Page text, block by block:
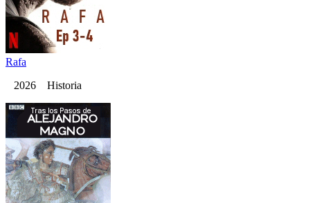
Rafa
2026 Historia